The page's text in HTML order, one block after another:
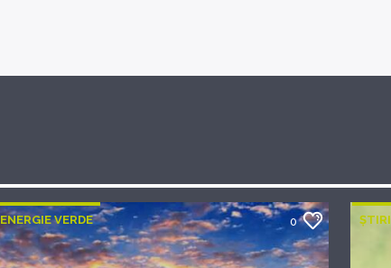
ENERGIE VERDE 0 ȘTIRI